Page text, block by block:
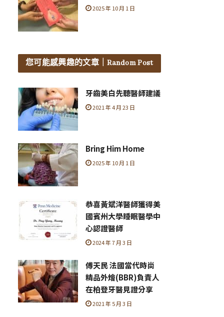
2025 年 10 月 1 日
您可能感興趣的文章｜Random Post
牙齒美白先聽醫師建議
2021 年 4 月 23 日
Bring Him Home
2025 年 10 月 1 日
恭喜黃斌洋醫師獲得美
國賓州大學睡眠醫學中
心認證醫師
2024 年 7 月 3 日
傅天民 法國當代時尚
精品外燴(BBR)負責人
在柏登牙醫見證分享
2021 年 5 月 3 日